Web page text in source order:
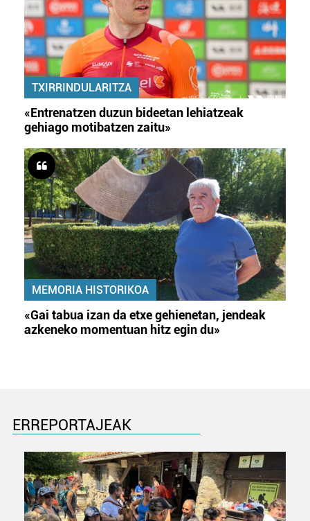
TXIRRINDULARITZA
«Entrenatzen duzun bideetan lehiatzeak
gehiago motibatzen zaitu»
MEMORIA HISTORIKOA
«Gai tabua izan da etxe gehienetan, jendeak
azkeneko momentuan hitz egin du»
ERREPORTAJEAK